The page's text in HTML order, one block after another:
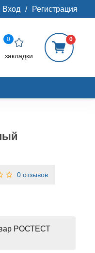
Вход / Регистрация
0
закладки
0
0 отзывов
РОСТЕСТ